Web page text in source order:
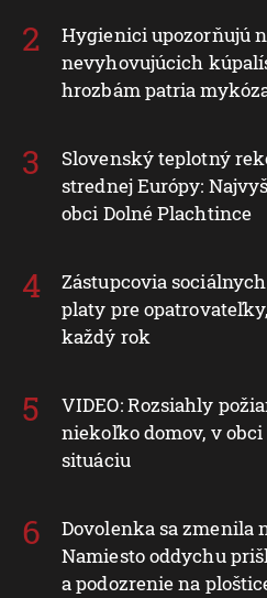
Hygienici upozorňujú
nevyhovujúcich
hrozbám patria
Slovenský teplotný
strednej Európy:
obci Dolné Plachtince
Zástupcovia
platy pre
každý rok
VIDEO: Rozsiahly
niekoľko domov, v
situáciu
Dovolenka sa zmenila
Namiesto oddychu
a podozrenie na